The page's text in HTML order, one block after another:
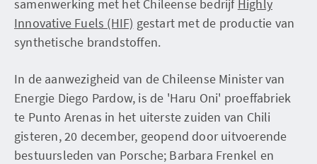
samenwerking met het Chileense bedrijf Highly
Innovative Fuels (HIF) gestart met de productie van
synthetische brandstoffen.
In de aanwezigheid van de Chileense Minister van
Energie Diego Pardow, is de 'Haru Oni' proeffabriek
te Punto Arenas in het uiterste zuiden van Chili
gisteren, 20 december, geopend door uitvoerende
bestuursleden van Porsche; Barbara Frenkel en